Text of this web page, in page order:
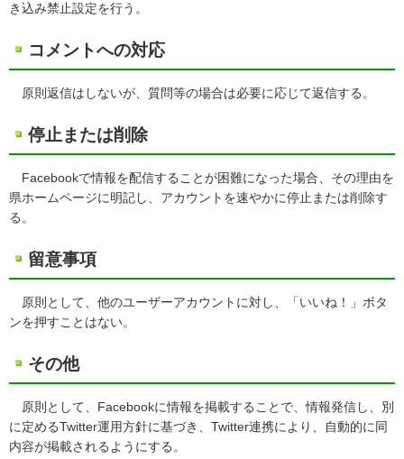
き込み禁止設定を行う。
コメントへの対応
原則返信はしないが、質問等の場合は必要に応じて返信する。
停止または削除
Facebookで情報を配信することが困難になった場合、その理由を
県ホームページに明記し、アカウントを速やかに停止または削除す
る。
留意事項
原則として、他のユーザーアカウントに対し、「いいね！」ボタ
ンを押すことはない。
その他
原則として、Facebookに情報を掲載することで、情報発信し、別
に定めるTwitter運用方針に基づき、Twitter連携により、自動的に同
内容が掲載されるようにする。